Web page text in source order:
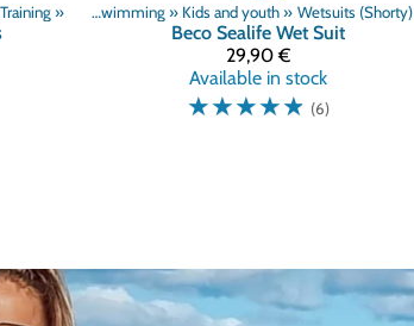
‪»
Products Swimming‪» Kids and youth ‪» Wetsuits (Shorty)
Beco Sealife Wet Suit
29,90 €
Available in stock
☆☆☆☆☆ (6)